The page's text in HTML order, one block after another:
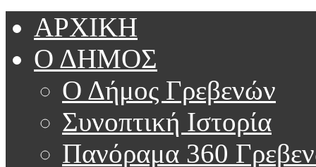
ΑΡΧΙΚΗ
Ο ΔΗΜΟΣ
Ο Δήμος Γρεβενών
Συνοπτική Ιστορία
Πανόραμα 360